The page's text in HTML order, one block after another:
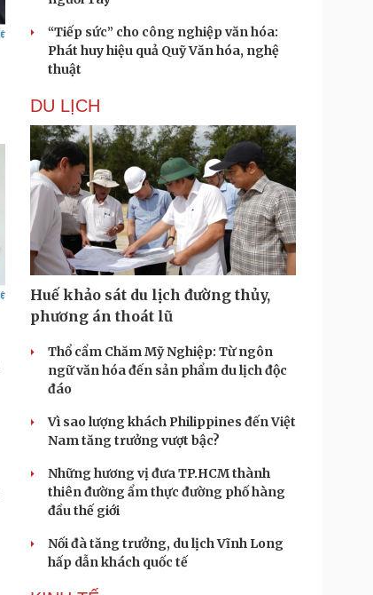
“Tiếp sức” cho công nghiệp văn hóa:
Phát huy hiệu quả Quỹ Văn hóa, nghệ
thuật
DU LỊCH
Huế khảo sát du lịch đường thủy,
phương án thoát lũ
Thổ cẩm Chăm Mỹ Nghiệp: Từ ngôn
ngữ văn hóa đến sản phẩm du lịch độc
đáo
Vì sao lượng khách Philippines đến Việt
Nam tăng trưởng vượt bậc?
Những hương vị đưa TP.HCM thành
thiên đường ẩm thực đường phố hàng
đầu thế giới
Nối đà tăng trưởng, du lịch Vĩnh Long
hấp dẫn khách quốc tế